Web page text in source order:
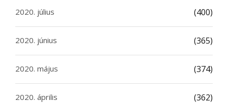
2020. július (400)
2020. június (365)
2020. május (374)
2020. április (362)